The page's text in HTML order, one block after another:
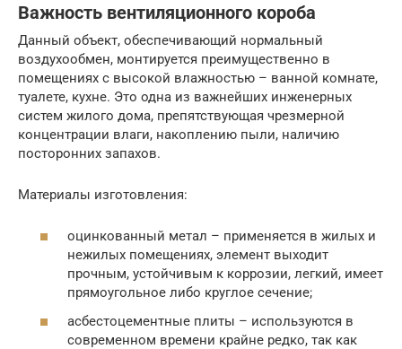
Важность вентиляционного короба
Данный объект, обеспечивающий нормальный
воздухообмен, монтируется преимущественно в
помещениях с высокой влажностью – ванной комнате,
туалете, кухне. Это одна из важнейших инженерных
систем жилого дома, препятствующая чрезмерной
концентрации влаги, накоплению пыли, наличию
посторонних запахов.
Материалы изготовления:
оцинкованный метал – применяется в жилых и
нежилых помещениях, элемент выходит
прочным, устойчивым к коррозии, легкий, имеет
прямоугольное либо круглое сечение;
асбестоцементные плиты – используются в
современном времени крайне редко, так как